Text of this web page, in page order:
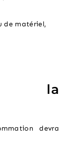
de matériel,
à la
devra